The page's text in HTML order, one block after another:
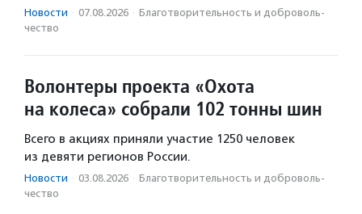
Новости · 07.08.2026 · Благотвори­тель­ность и доброволь­
чест­во
Волонтеры проекта «Охота
на колеса» собрали 102 тонны шин
Всего в акциях приняли участие 1250 человек
из девяти регионов России.
Новости · 03.08.2026 · Благотвори­тель­ность и доброволь­
чест­во